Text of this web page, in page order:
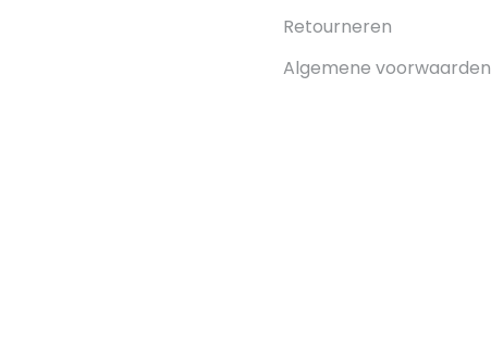
Retourneren
Algemene voorwaarden